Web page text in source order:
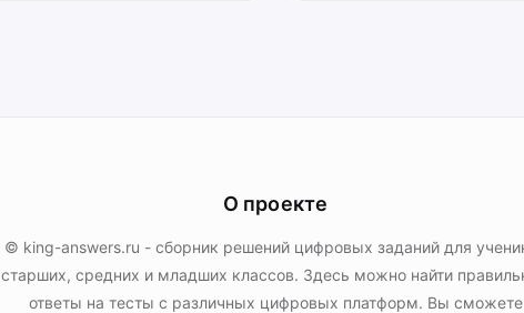
О проекте
© king-answers.ru - сборник решений цифровых заданий для
старших, средних и младших классов. Здесь можно найти
ответы на тесты с различных цифровых платформ. Вы сможете